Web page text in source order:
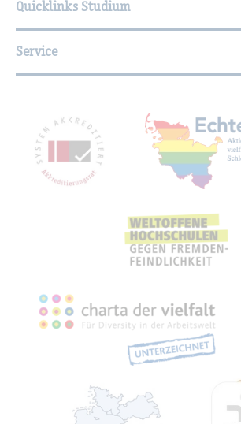
Quicklinks Studium
Service
Mit­glied­schaf­ten,